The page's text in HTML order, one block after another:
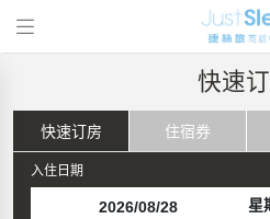
快速
快速订房 住宿券
入住日期
星